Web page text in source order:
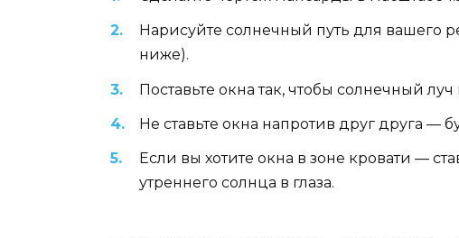
Нарисуйте солнечный путь для вашего
ниже).
Поставьте окна так, чтобы солнечный
Не ставьте окна напротив друг друга —
Если вы хотите окна в зоне кровати —
утреннего солнца в глаза.